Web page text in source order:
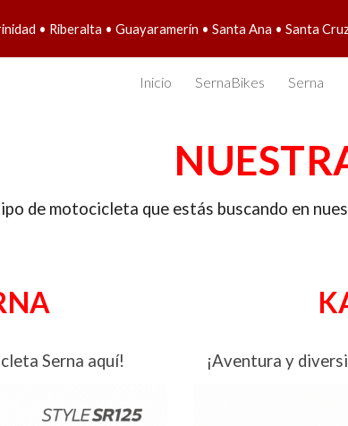
Skip to main content
• Riberalta • Guayaramerín • Santa Ana • Santa
Inicio SernaBikes Serna
de motocicleta que estás buscando en
Serna aquí! ¡Aventura y